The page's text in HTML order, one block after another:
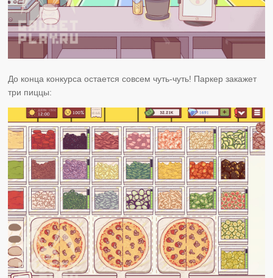
До конца конкурса остается совсем чуть-чуть! Паркер закажет
три пиццы: